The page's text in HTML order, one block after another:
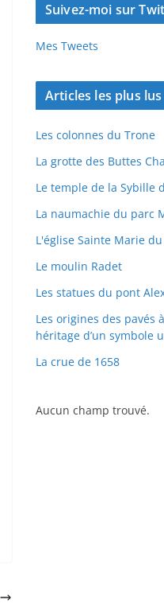
Suivez-moi sur
Mes Tweets
Articles les plus lus
Les colonnes du Trone
La grotte des Buttes
Le temple de la Sybille
La naumachie du parc
L'église Sainte Marie
Le moulin Radet
Les statues du pont
Les origines des pavés
héritage d’un symbole
La crue de 1658
Aucun champ trouvé.